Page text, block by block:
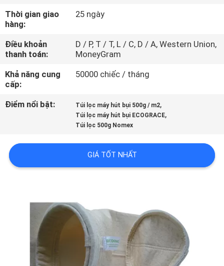
QUAN
NHÀ
MÁY
KIỂM
SOÁT
LƯỢNG
LIÊN
CHÚNG
Thời gian giao
hàng:
25 ngày
Điều khoản
thanh toán:
D / P, T / T, L / C, D / A, Western Union,
MoneyGram
Khả năng cung
cấp:
50000 chiếc / tháng
Điểm nổi bật: Túi lọc máy hút bụi 500g / m2,
Túi lọc máy hút bụi ECOGRACE,
Túi lọc 500g Nomex
GIÁ TỐT NHẤT